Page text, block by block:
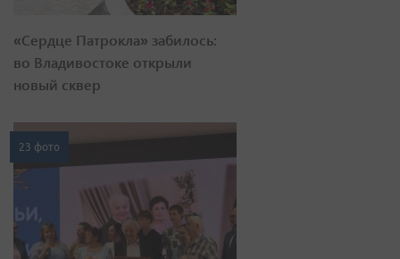
«Сердце Патрокла» забилось:
во Владивостоке открыли
новый сквер
23 фото